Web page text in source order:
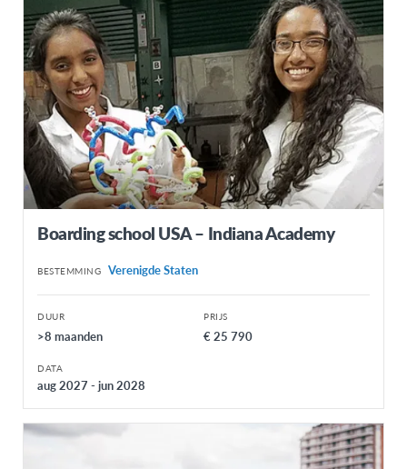
Boarding school USA – Indiana Academy
BESTEMMING Verenigde Staten
DUUR
>8 maanden
PRIJS
€ 25 790
DATA
aug 2027 - jun 2028